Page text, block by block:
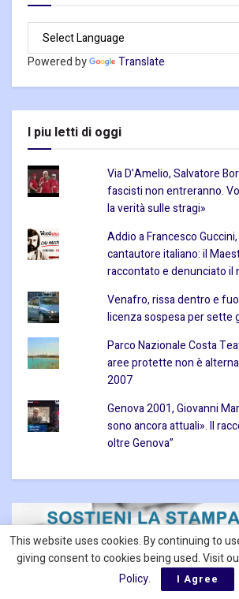
Powered by Translate
I piu letti di oggi
Via D’Amelio, Salvatore
fascisti non entreranno.
la verità sulle stragi»
Addio a Francesco
cantautore italiano: il
raccontato e denunciato il
Venafro, rissa dentro e
licenza sospesa per sette
Parco Nazionale Costa
aree protette non è
2007
Genova 2001, Giovanni
sono ancora attuali». Il
oltre Genova”
This website uses cookies. By continuing to
giving consent to cookies being used. Visit
Policy. I Agree